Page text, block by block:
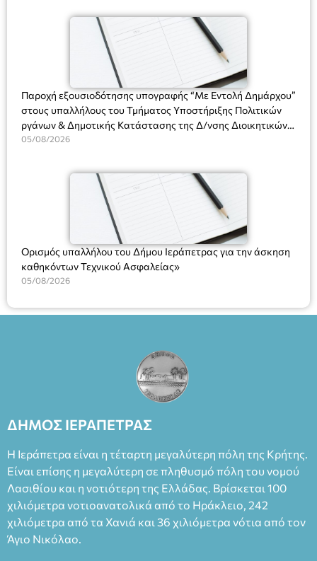
Πλαστήρα), E&G Mini market (Δημοκρατίας 39 Ιεράπετρα)
και στο more.com Χώρος: 3ο Γυμνάσιο Ιεράπετρας
(Είσοδος ΕΠΑ.Λ.) Έναρξη 21:15 Οργάνωση: ΚΝΩΣΟΣ
ΘΕΑΤΡΙΚΕΣ ΠΑΡΑΓΩΓΕΣ ΕΕ
(Ν. 5314/2026).»
Παροχή εξουσιοδότησης υπογραφής “Με Εντολή Δημάρχου”
στους υπαλλήλους του Τμήματος Υποστήριξης Πολιτικών
ργάνων & Δημοτικής Κατάστασης της Δ/νσης Διοικητικών
Υπηρεσιών για αποφάσεις, πιστοποιητικά, πράξεις και
(Ν. 5314/2026).»
05/08/2026
Ορισμός υπαλλήλου του Δήμου Ιεράπετρας για την άσκηση
καθηκόντων Τεχνικού Ασφαλείας»
05/08/2026
ΔΗΜΟΣ ΙΕΡΑΠΕΤΡΑΣ
Η Ιεράπετρα είναι η τέταρτη μεγαλύτερη πόλη της Κρήτης.
Είναι επίσης η μεγαλύτερη σε πληθυσμό πόλη του νομού
Λασιθίου και η νοτιότερη της Ελλάδας. Βρίσκεται 100
χιλιόμετρα νοτιοανατολικά από το Ηράκλειο, 242
χιλιόμετρα από τα Χανιά και 36 χιλιόμετρα νότια από τον
Άγιο Νικόλαο.